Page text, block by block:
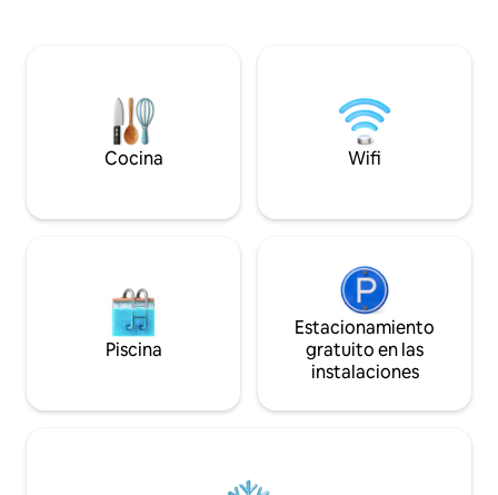
que necesitas para relajarte y recargar
energías. 1 dormitorio con ducha de
lluvia, cocina completa, cafetería,
parrilla, putting green, toques de lujo,
comodidad
encanto vintage,
Cocina Wifi
Piscina
Estacionamiento
gratuito en las
instalaciones